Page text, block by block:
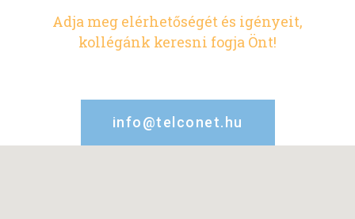
Adja meg elérhetőségét és igényeit,
kollégánk keresni fogja Önt!
info@telconet.hu